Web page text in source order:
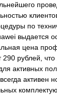
по
выдается
цена
рублей, что
активных
активен